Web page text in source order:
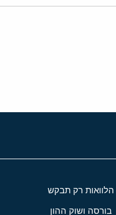
הלוואות רק תבקש
בורסה ושוק ההון